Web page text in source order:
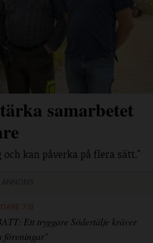
samarbetet
och kan påverka på flera sätt."
7/8
Ett tryggare Södertälje kräver
föreningar"